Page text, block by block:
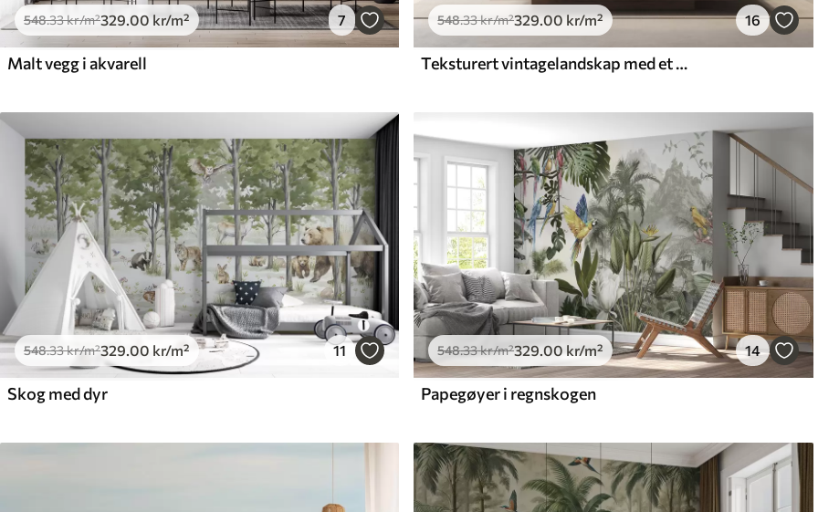
548.33329.00kr/m² 665 .00399.00kr/m²
Premium vinyl Peel and Stick
548.33kr/m²329 .00 kr/m² 7
Malt vegg i akvarell
548.33kr/m²329 .00kr/m² 16
Teksturert vintagelandskap med et tre nær en elv og en overskyet himmel, naturkunst i sepiatoner
548.33kr/m²329.00 kr/m² 11
Skog med dyr
548.33kr/m²329.00 kr/m² 14
Papegøyer i regnskogen